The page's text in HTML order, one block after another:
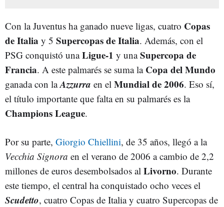
Con la Juventus ha ganado nueve ligas, cuatro Copas
de Italia y 5 Supercopas de Italia. Además, con el
PSG conquistó unaLigue-1 y unaSupercopa de
Francia. A este palmarés se suma la Copa del Mundo
ganada con laAzzurra en el Mundial de 2006. Eso sí,
el título importante que falta en su palmarés es la
Champions League.
Por su parte, Giorgio Chiellini, de 35 años, llegó a la
Vecchia Signora en el verano de 2006 a cambio de 2,2
millones de euros desembolsados al Livorno. Durante
este tiempo, el central ha conquistado ocho veces el
Scudetto, cuatro Copas de Italia y cuatro Supercopas de